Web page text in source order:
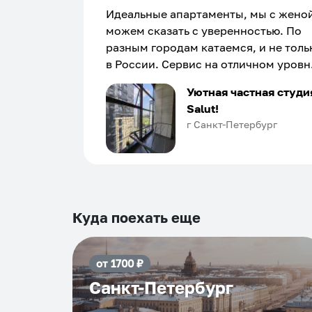
Идеальные апартаменты, мы с
можем сказать с уверенностью. По
разным городам катаемся, и не
в России. Сервис на отличном
Хозяин апартаментов доброй души
человек, всегда можно
подскажет что как и почему.
Рекомендуем на 100% и вам, и
и сами будем приезжать еще...
Уютная частная
Salut!
г Санкт-Петербург
Куда поехать еще
от 1700₽
Санкт-Петербург